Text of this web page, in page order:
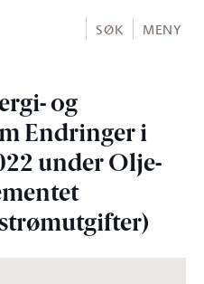
SØK MENY
og
Endringer i
under Olje-